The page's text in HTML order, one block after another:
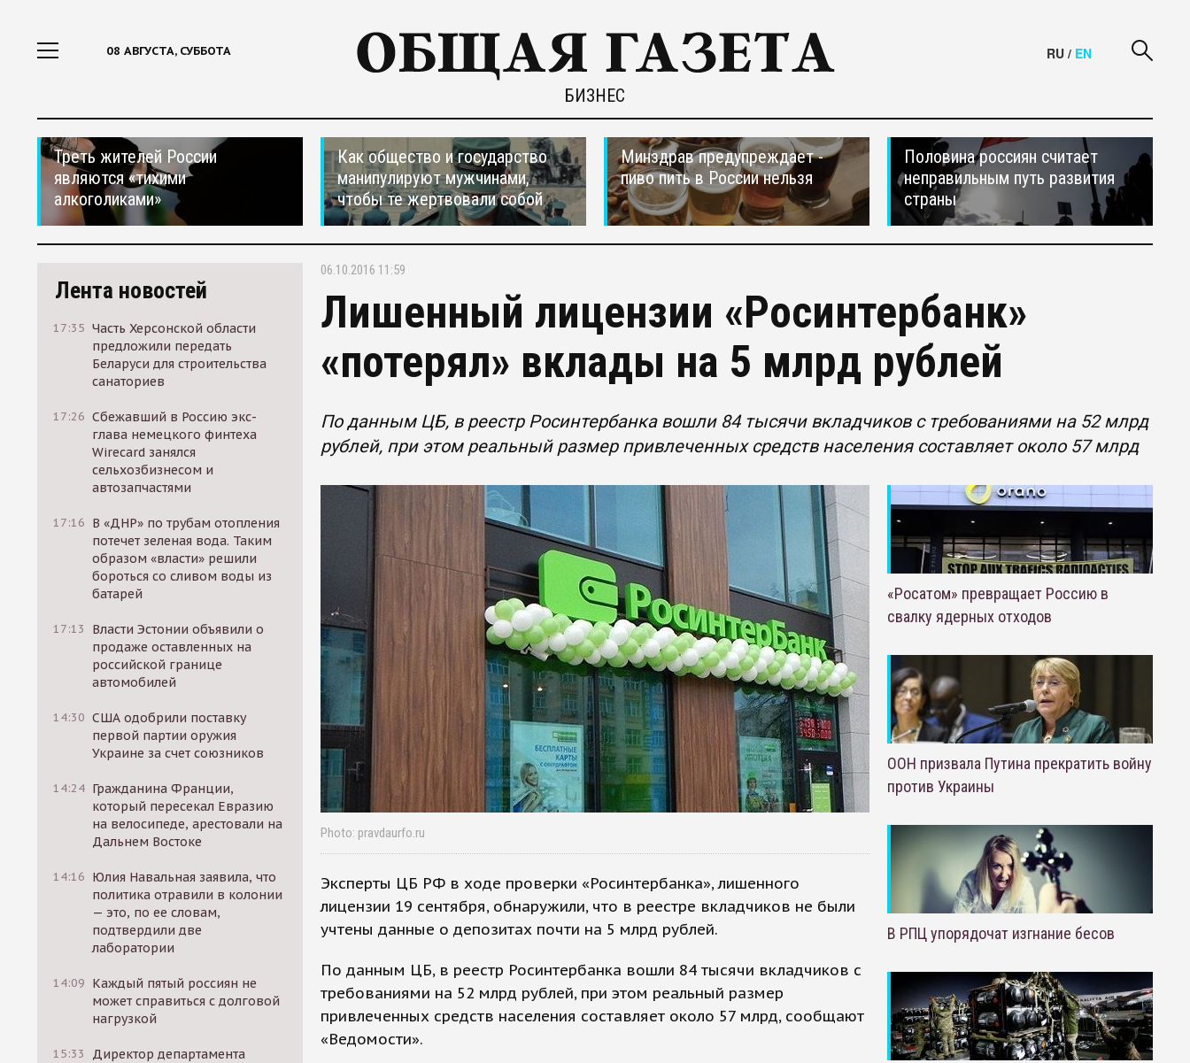
08 АВГУСТА, СУББОТА
БИЗНЕС
RU / EN
Треть жителей России
являются «тихими
алкоголиками»
Как общество и государство
манипулируют мужчинами,
чтобы те жертвовали собой
Минздрав предупреждает -
пиво пить в России нельзя
Половина россиян считает
неправильным путь развития
страны
Лента новостей
17:35 Часть Херсонской области
предложили передать
Беларуси для строительства
санаториев
17:26 Сбежавший в Россию экс-
глава немецкого финтеха
Wirecard занялся
сельхозбизнесом и
автозапчастями
17:16 В «ДНР» по трубам отопления
потечет зеленая вода. Таким
образом «власти» решили
бороться со сливом воды из
батарей
17:13
Власти Эстонии объявили о
продаже оставленных на
российской границе
автомобилей
14:30 США одобрили поставку
первой партии оружия
Украине за счет союзников
14:24 Гражданина Франции,
который пересекал Евразию
на велосипеде, арестовали на
Дальнем Востоке
14:16 Юлия Навальная заявила, что
политика отравили в колонии
— это, по ее словам,
подтвердили две
лаборатории
14:09 Каждый пятый россиян не
может справиться с долговой
нагрузкой
15:33
Директор департамента
06.10.2016 11:59
Лишенный лицензии «Росинтербанк»
«потерял» вклады на 5 млрд рублей
По данным ЦБ, в реестр Росинтербанка вошли 84 тысячи вкладчиков с требованиями на 52 млрд
рублей, при этом реальный размер привлеченных средств населения составляет около 57 млрд
Photo: pravdaurfo.ru
Эксперты ЦБ РФ в ходе проверки «Росинтербанка», лишенного
лицензии 19 сентября, обнаружили, что в реестре вкладчиков не были
учтены данные о депозитах почти на 5 млрд рублей.
По данным ЦБ, в реестр Росинтербанка вошли 84 тысячи вкладчиков с
требованиями на 52 млрд рублей, при этом реальный размер
привлеченных средств населения составляет около 57 млрд, сообщают
«Ведомости».
«Росатом» превращает Россию в
свалку ядерных отходов
ООН призвала Путина прекратить войну
против Украины
В РПЦ упорядочат изгнание бесов